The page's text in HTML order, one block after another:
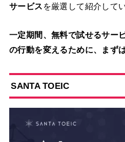
サービス を厳選して紹介して
一定期間、無料で試せるサー
の行動を変えるために、まず
SANTA TOEIC